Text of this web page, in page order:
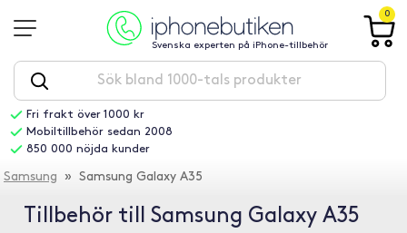
Svenska experten på iPhone-tillbehör
0
Fri frakt över 1000 kr
Mobiltillbehör sedan 2008
850 000 nöjda kunder
Samsung » Samsung Galaxy A35
Tillbehör till Samsung Galaxy A35